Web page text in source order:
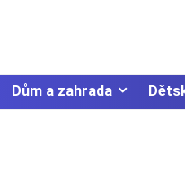
Dům a zahrada